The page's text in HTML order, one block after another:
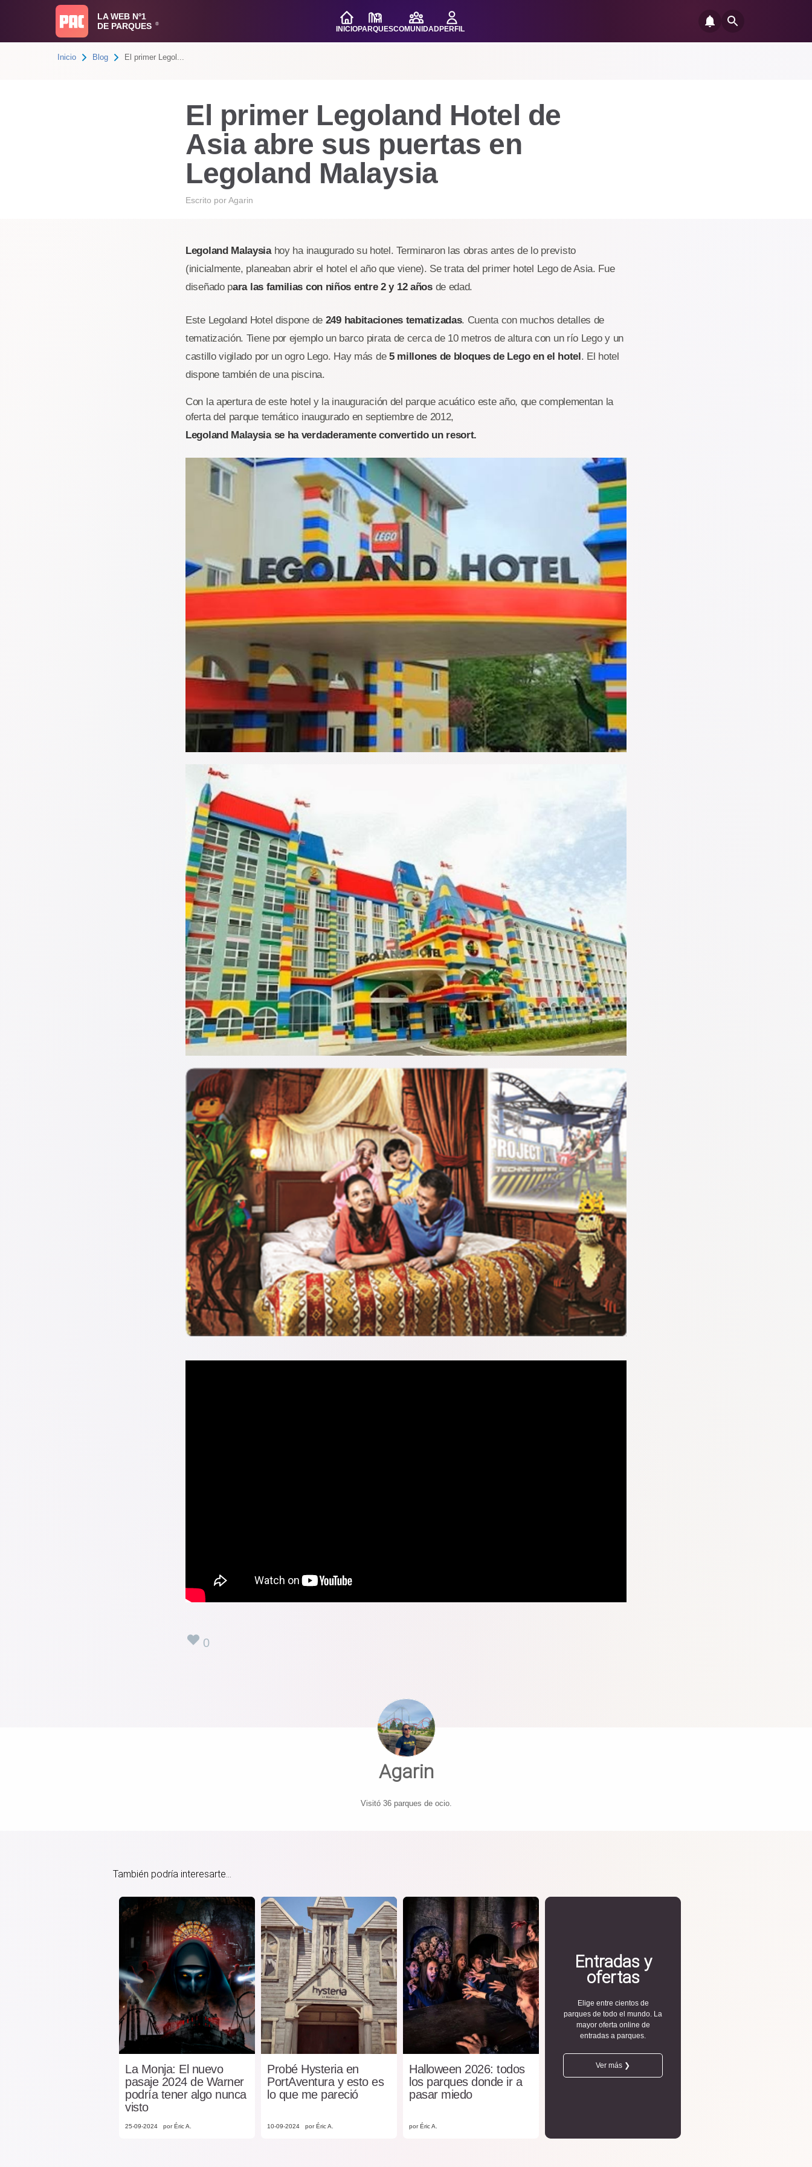
LA WEB Nº1
DE PARQUES
®
INICIOPARQUESCOMUNIDADPERFIL
Inicio Blog El primer Legol...
El primer Legoland Hotel de
Asia abre sus puertas en
Legoland Malaysia
Escrito porAgarin
Legoland Malaysiahoy ha inaugurado su hotel. Terminaron las obras antes de lo previsto
(inicialmente, planeaban abrir el hotel el año que viene). Se trata del primer hotel Lego de Asia. Fue
diseñado para las familias con niños entre 2 y 12 añosde edad.
Este Legoland Hotel dispone de 249 habitaciones tematizadas. Cuenta con muchos detalles de
tematización. Tiene por ejemplo un barco pirata de cerca de 10 metros de altura con un río Lego y un
castillo vigilado por un ogro Lego. Hay más de 5 millones de bloques de Lego en el hotel. El hotel
dispone también de una piscina.
Con la apertura de este hotel y la inauguración del parque acuático este año, que complementan la
oferta del parque temático inaugurado en septiembre de 2012,
Legoland Malaysia se ha verdaderamente convertido un resort.
0
Agarin
Visitó 36 parques de ocio.
También podría interesarte...
La Monja: El nuevo
pasaje 2024 de Warner
podría tener algo nunca
visto
25-09-2024 por Éric A.
Probé Hysteria en
PortAventura y esto es
lo que me pareció
10-09-2024 por Éric A.
Halloween 2026: todos
los parques donde ir a
pasar miedo
por Éric A.
Entradas y
ofertas
Elige entre cientos de
parques de todo el mundo. La
mayor oferta online de
entradas a parques.
Ver más ❯